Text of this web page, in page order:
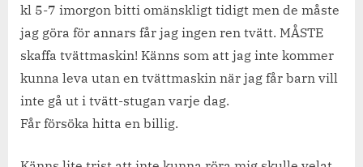
kl 5-7 imorgon bitti omänskligt tidigt men de måste
jag göra för annars får jag ingen ren tvätt. MÅSTE
skaffa tvättmaskin! Känns som att jag inte kommer
kunna leva utan en tvättmaskin när jag får barn vill
inte gå ut i tvätt-stugan varje dag.
Får försöka hitta en billig.